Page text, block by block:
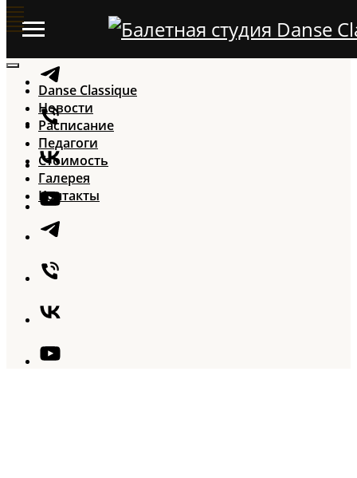
Danse Classique
Новости
Расписание
Педагоги
Стоимость
Галерея
Контакты